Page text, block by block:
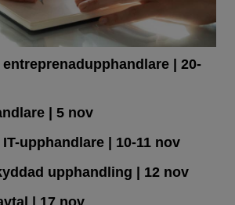
| 20-
| 5 nov
upphandlare| 10-11 nov
upphandling | 12 nov
| 17 nov